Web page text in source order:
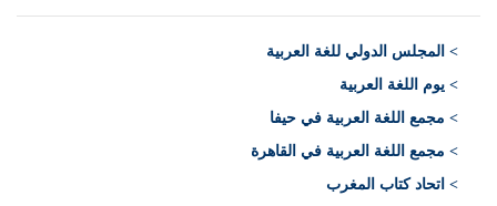
> المجلس الدولي للغة العربية
> يوم اللغة العربية
> مجمع اللغة العربية في حيفا
> مجمع اللغة العربية في القاهرة
> اتحاد كتاب المغرب